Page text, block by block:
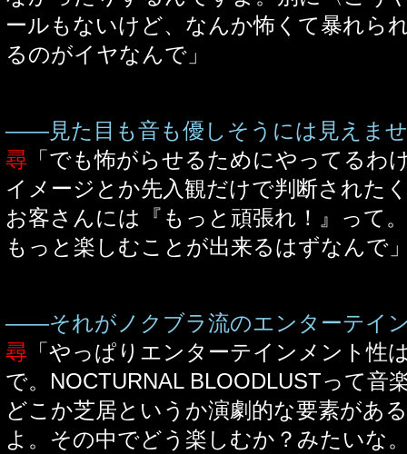
ールもないけど、なんか怖くて暴れら
るのがイヤなんで」
――見た目も音も優しそうには見えま
尋 「でも怖がらせるためにやってるわ
イメージとか先入観だけで判断された
お客さんには『もっと頑張れ！』って
もっと楽しむことが出来るはずなんで
――それがノクブラ流のエンターテイ
尋 「やっぱりエンターテインメント性
で。NOCTURNAL BLOODLUSTって音
どこか芝居というか演劇的な要素があ
よ。その中でどう楽しむか？みたいな